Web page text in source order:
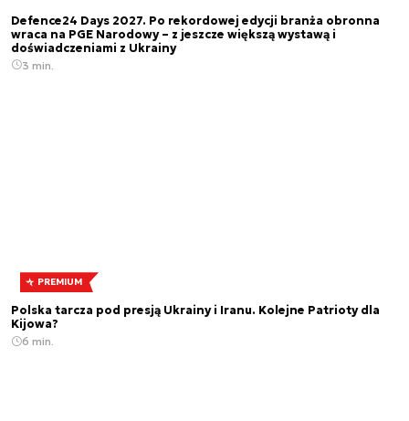
Defence24 Days 2027. Po rekordowej edycji branża obronna
wraca na PGE Narodowy – z jeszcze większą wystawą i
doświadczeniami z Ukrainy
3 min.
PREMIUM
Polska tarcza pod presją Ukrainy i Iranu. Kolejne Patrioty dla
Kijowa?
6 min.